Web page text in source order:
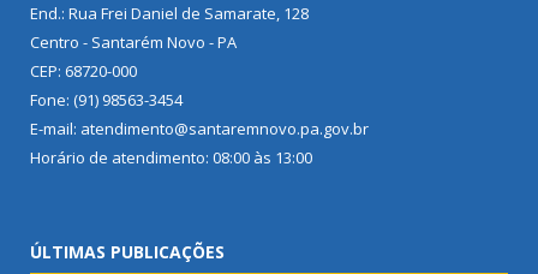
End.: Rua Frei Daniel de Samarate, 128
Centro - Santarém Novo - PA
CEP: 68720-000
Fone: (91) 98563-3454
E-mail: atendimento@santaremnovo.pa.gov.br
Horário de atendimento: 08:00 às 13:00
ÚLTIMAS PUBLICAÇÕES